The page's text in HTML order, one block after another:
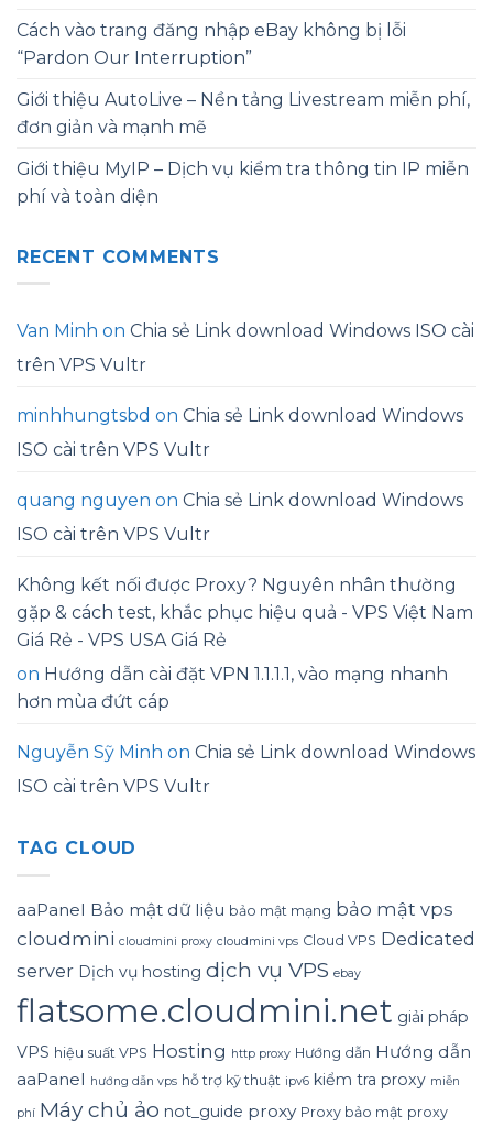
Cách vào trang đăng nhập eBay không bị lỗi
“Pardon Our Interruption”
Giới thiệu AutoLive – Nền tảng Livestream miễn phí,
đơn giản và mạnh mẽ
Giới thiệu MyIP – Dịch vụ kiểm tra thông tin IP miễn
phí và toàn diện
RECENT COMMENTS
Van Minh on Chia sẻ Link download Windows ISO cài
trên VPS Vultr
minhhungtsbd on Chia sẻ Link download Windows
ISO cài trên VPS Vultr
quang nguyen on Chia sẻ Link download Windows
ISO cài trên VPS Vultr
Không kết nối được Proxy? Nguyên nhân thường
gặp & cách test, khắc phục hiệu quả - VPS Việt Nam
Giá Rẻ - VPS USA Giá Rẻ
on Hướng dẫn cài đặt VPN 1.1.1.1, vào mạng nhanh
hơn mùa đứt cáp
Nguyễn Sỹ Minh on Chia sẻ Link download Windows
ISO cài trên VPS Vultr
TAG CLOUD
aaPanel Bảo mật dữ liệu bảo mật mạng bảo mật vps
cloudmini cloudmini proxy cloudmini vps Cloud VPS Dedicated
server Dịch vụ hosting dịch vụ VPS ebay
flatsome.cloudmini.net giải pháp
VPS hiệu suất VPS Hosting http proxy Hướng dẫn Hướng dẫn
aaPanel hướng dẫn vps hỗ trợ kỹ thuật ipv6 kiểm tra proxy miễn
phí Máy chủ ảo not_guide proxy Proxy bảo mật proxy